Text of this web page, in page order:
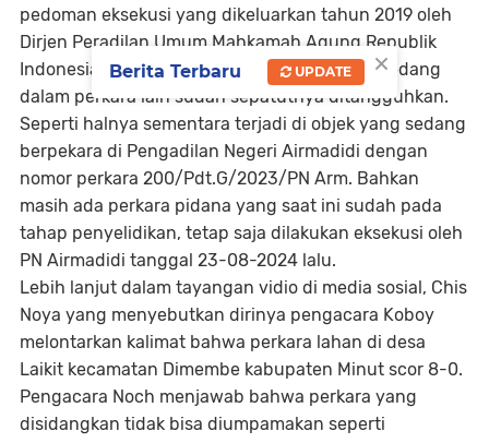
pedoman eksekusi yang dikeluarkan tahun 2019 oleh
Dirjen Peradilan Umum Mahkamah Agung Republik
Indonesia, menyebutkan jika objek eksekusi sedang
dalam perkara lain sudah sepatutnya ditangguhkan.
Seperti halnya sementara terjadi di objek yang sedang
berpekara di Pengadilan Negeri Airmadidi dengan
nomor perkara 200/Pdt.G/2023/PN Arm. Bahkan
masih ada perkara pidana yang saat ini sudah pada
tahap penyelidikan, tetap saja dilakukan eksekusi oleh
PN Airmadidi tanggal 23-08-2024 lalu.
Lebih lanjut dalam tayangan vidio di media sosial, Chis
Noya yang menyebutkan dirinya pengacara Koboy
melontarkan kalimat bahwa perkara lahan di desa
Laikit kecamatan Dimembe kabupaten Minut scor 8-0.
Pengacara Noch menjawab bahwa perkara yang
disidangkan tidak bisa diumpamakan seperti
×
Berita Terbaru UPDATE